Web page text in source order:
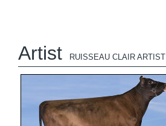
Artist RUISSEAU CLAIR ARTIST